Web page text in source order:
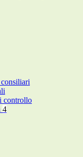
controllo
4